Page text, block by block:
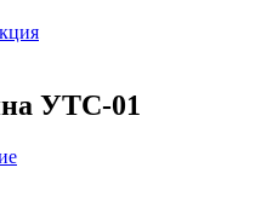
УТС-01